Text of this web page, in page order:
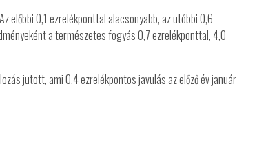
előbbi 0,1 ezrelékponttal alacsonyabb, az utóbbi 0,6
a természetes fogyás 0,7 ezrelékponttal, 4,0
jutott, ami 0,4 ezrelékpontos javulás az előző év január-